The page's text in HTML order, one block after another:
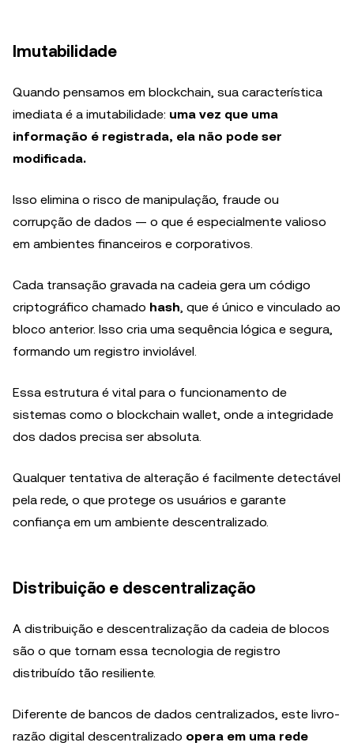
Imutabilidade
Quando pensamos em blockchain, sua característica
imediata é a imutabilidade: uma vez que uma
informação é registrada, ela não pode ser
modificada.
Isso elimina o risco de manipulação, fraude ou
corrupção de dados — o que é especialmente valioso
em ambientes financeiros e corporativos.
Cada transação gravada na cadeia gera um código
criptográfico chamado hash, que é único e vinculado ao
bloco anterior. Isso cria uma sequência lógica e segura,
formando um registro inviolável.
Essa estrutura é vital para o funcionamento de
sistemas como o blockchain wallet, onde a integridade
dos dados precisa ser absoluta.
Qualquer tentativa de alteração é facilmente detectável
pela rede, o que protege os usuários e garante
confiança em um ambiente descentralizado.
Distribuição e descentralização
A distribuição e descentralização da cadeia de blocos
são o que tornam essa tecnologia de registro
distribuído tão resiliente.
Diferente de bancos de dados centralizados, este livro-
razão digital descentralizado opera em uma rede